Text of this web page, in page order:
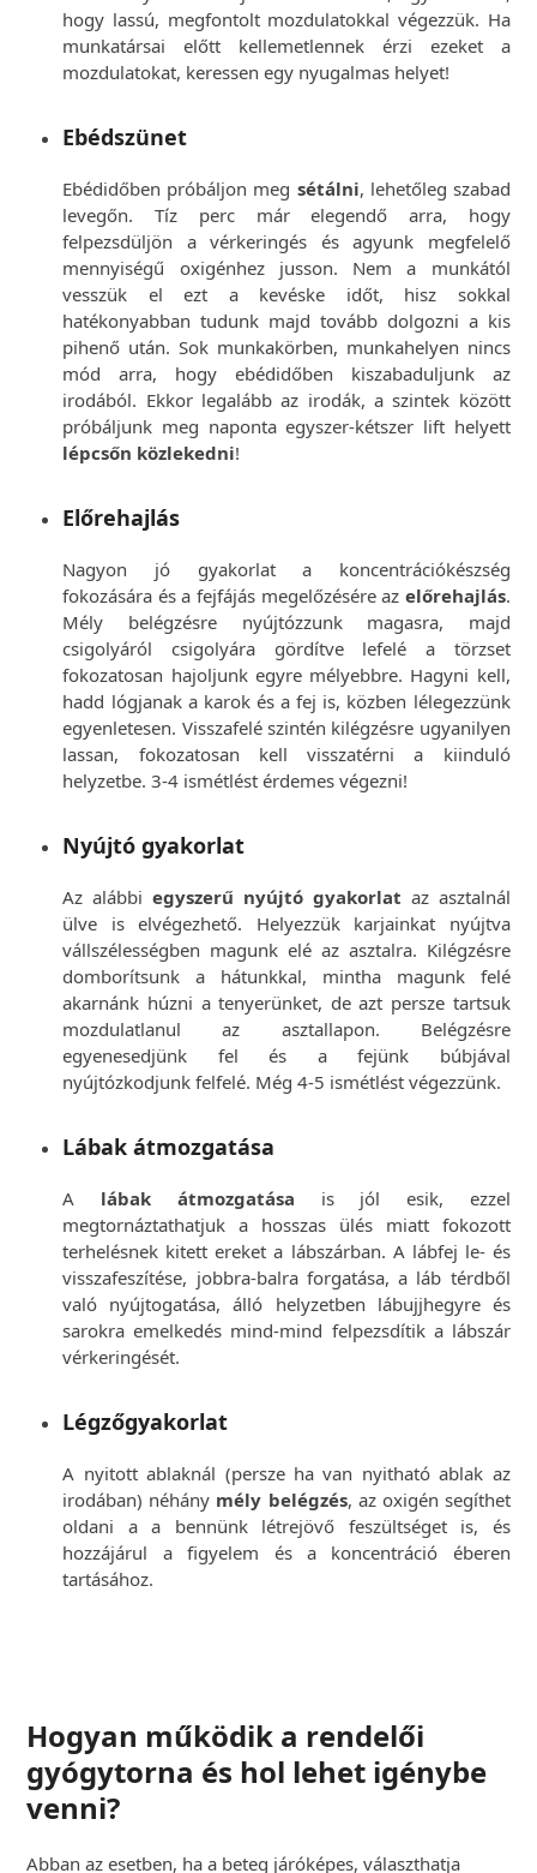
hogy lassú, megfontolt mozdulatokkal végezzük. Ha
munkatársai előtt kellemetlennek érzi ezeket a
mozdulatokat, keressen egy nyugalmas helyet!
Ebédszünet
Ebédidőben próbáljon meg sétálni, lehetőleg szabad
levegőn. Tíz perc már elegendő arra, hogy
felpezsdüljön a vérkeringés és agyunk megfelelő
mennyiségű oxigénhez jusson. Nem a munkától
vesszük el ezt a kevéske időt, hisz sokkal
hatékonyabban tudunk majd tovább dolgozni a kis
pihenő után. Sok munkakörben, munkahelyen nincs
mód arra, hogy ebédidőben kiszabaduljunk az
irodából. Ekkor legalább az irodák, a szintek között
próbáljunk meg naponta egyszer-kétszer lift helyett
lépcsőn közlekedni!
Előrehajlás
Nagyon jó gyakorlat a koncentrációkészség
fokozására és a fejfájás megelőzésére az előrehajlás.
Mély belégzésre nyújtózzunk magasra, majd
csigolyáról csigolyára gördítve lefelé a törzset
fokozatosan hajoljunk egyre mélyebbre. Hagyni kell,
hadd lógjanak a karok és a fej is, közben lélegezzünk
egyenletesen. Visszafelé szintén kilégzésre ugyanilyen
lassan, fokozatosan kell visszatérni a kiinduló
helyzetbe. 3-4 ismétlést érdemes végezni!
Nyújtó gyakorlat
Az alábbiegyszerű nyújtó gyakorlat az asztalnál
ülve is elvégezhető. Helyezzük karjainkat nyújtva
vállszélességben magunk elé az asztalra. Kilégzésre
domborítsunk a hátunkkal, mintha magunk felé
akarnánk húzni a tenyerünket, de azt persze tartsuk
mozdulatlanul az asztallapon. Belégzésre
egyenesedjünk fel és a fejünk búbjával
nyújtózkodjunk felfelé. Még 4-5 ismétlést végezzünk.
Lábak átmozgatása
A lábak átmozgatása is jól esik, ezzel
megtornáztathatjuk a hosszas ülés miatt fokozott
terhelésnek kitett ereket a lábszárban. A lábfej le- és
visszafeszítése, jobbra-balra forgatása, a láb térdből
való nyújtogatása, álló helyzetben lábujjhegyre és
sarokra emelkedés mind-mind felpezsdítik a lábszár
vérkeringését.
Légzőgyakorlat
A nyitott ablaknál (persze ha van nyitható ablak az
irodában) néhány mély belégzés, az oxigén segíthet
oldani a a bennünk létrejövő feszültséget is, és
hozzájárul a figyelem és a koncentráció éberen
tartásához.
Hogyan működik a rendelői
gyógytorna és hol lehet igénybe
venni?
Abban az esetben, ha a beteg járóképes, választhatja